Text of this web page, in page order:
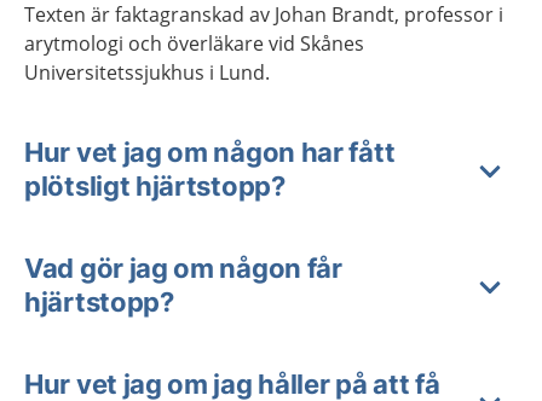
Texten är faktagranskad av Johan Brandt, professor i
arytmologi och överläkare vid Skånes
Universitetssjukhus i Lund.
Hur vet jag om någon har fått
plötsligt hjärtstopp?
Vad gör jag om någon får
hjärtstopp?
Hur vet jag om jag håller på att få